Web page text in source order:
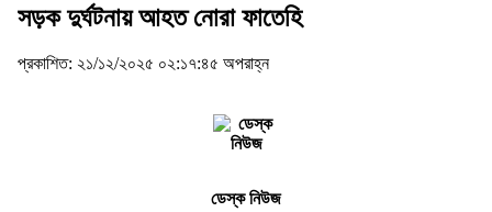
সড়ক দুর্ঘটনায় আহত নোরা ফাতেহি
প্রকাশিত: ২১/১২/২০২৫ ০২:১৭:৪৫ অপরাহ্ন
ডেস্ক নিউজ